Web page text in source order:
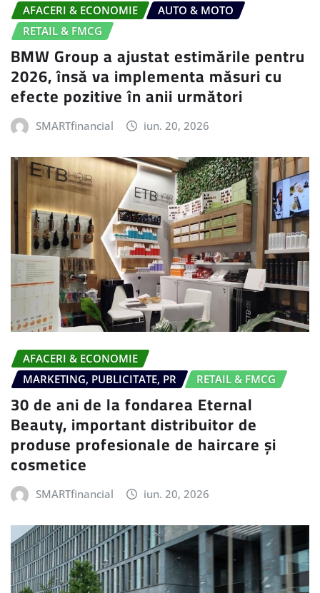
AFACERI & ECONOMIE
AUTO & MOTO
RETAIL & FMCG
BMW Group a ajustat estimările pentru
2026, însă va implementa măsuri cu
efecte pozitive în anii următori
SMARTfinancial iun. 20, 2026
AFACERI & ECONOMIE
MARKETING, PUBLICITATE, PR
RETAIL & FMCG
30 de ani de la fondarea Eternal
Beauty, important distribuitor de
produse profesionale de haircare și
cosmetice
SMARTfinancial iun. 20, 2026